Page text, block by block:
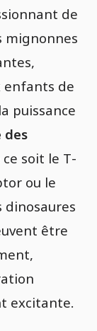
de
mignonnes
de
puissance
des
ce soit le T-
ou le
dinosaures
être
excitante.